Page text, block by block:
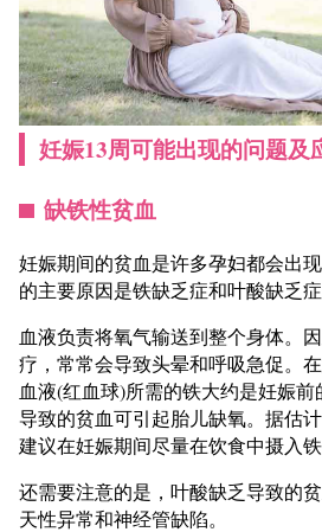
妊娠13周可能出现的问题及
缺铁性贫血
妊娠期间的贫血是许多孕妇都会出
的主要原因是铁缺乏症和叶酸缺乏症
血液负责将氧气输送到整个身体。
疗，常常会导致头晕和呼吸急促。
血液(红血球)所需的铁大约是妊娠
导致的贫血可引起胎儿缺氧。据估
建议在妊娠期间尽量在饮食中摄入铁
还需要注意的是，叶酸缺乏导致的
天性异常和神经管缺陷。